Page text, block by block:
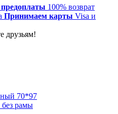
предоплаты 100% возврат
Принимаем карты Visa и
друзьям!
без рамы